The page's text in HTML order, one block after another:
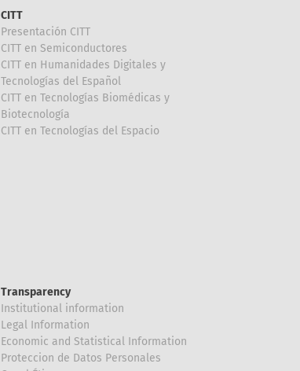
CITT
Presentación CITT
CITT en Semiconductores
CITT en Humanidades Digitales y
Tecnologías del Español
CITT en Tecnologías Biomédicas y
Biotecnología
CITT en Tecnologías del Espacio
Transparency
Institutional information
Legal Information
Economic and Statistical Information
Proteccion de Datos Personales